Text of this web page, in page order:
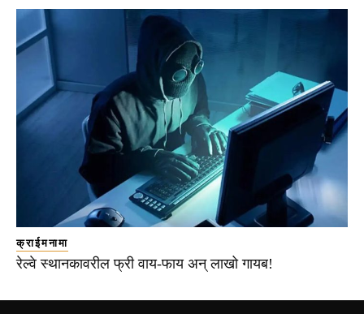
क्राईमनामा
रेल्वे स्थानकावरील फ्री वाय-फाय अन् लाखो गायब!